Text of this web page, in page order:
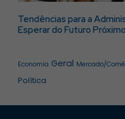
Tendências para a
Esperar do Futuro Próximo
Economia Geral Mercado/
Política